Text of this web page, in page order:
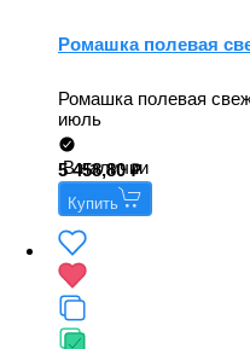
Ромашка полевая
Ромашка полевая
июль
В наличии
5 458,80
Купить